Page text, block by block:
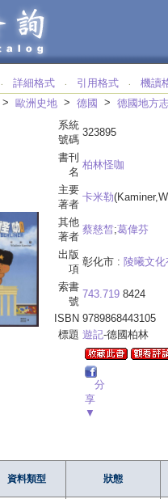
‧ 詳細格式 ‧ 引用格式 ‧
機讀
> 歐洲史地 > 德國 > 德國地方
系統
號碼
323895
書刊
名
柏林怪咖
主要
著者
卡米勒
其他
著者
蔡慈皙;葛偉芬
出版
項
彰化市 : 陵曦文
索書
號
743.719 8424
ISBN 9789868443105
標題 遊記-德國柏林
分
享
▼
資料類型 狀態